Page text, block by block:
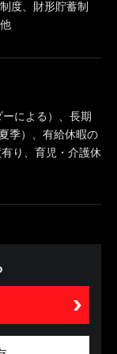
度、財形貯蓄制
ーによる）、長期
季）、有給休暇の
り、育児・介護休